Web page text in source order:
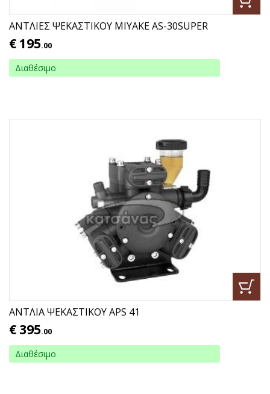
ΑΝΤΛΙΕΣ ΨΕΚΑΣΤΙΚΟΥ ΜΙΥΑΚΕ ΑS-30SUPER
€ 195.00
Διαθέσιμο
ΑΝΤΛΙΑ ΨΕΚΑΣΤΙΚΟΥ APS 41
€ 395.00
Διαθέσιμο